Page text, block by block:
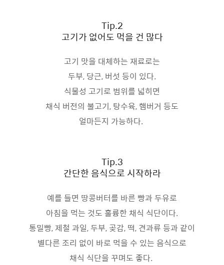
Tip.2
고기가 없어도 먹을 건 많다
고기 맛을 대체하는 재료로는
두부, 당근, 버섯 등이 있다.
식물성 고기로 범위를 넓히면
채식 버전의 불고기, 탕수육, 햄버거 등도
얼마든지 가능하다.
Tip.3
간단한 음식으로 시작하라
예를 들면 땅콩버터를 바른 빵과 두유로
아침을 먹는 것도 훌륭한 채식 식단이다.
통밀빵, 제철 과일, 두부, 곶감, 떡, 견과류 등과 같이
별다른 조리 없이 바로 먹을 수 있는 음식으로
채식 식단을 꾸며도 좋다.